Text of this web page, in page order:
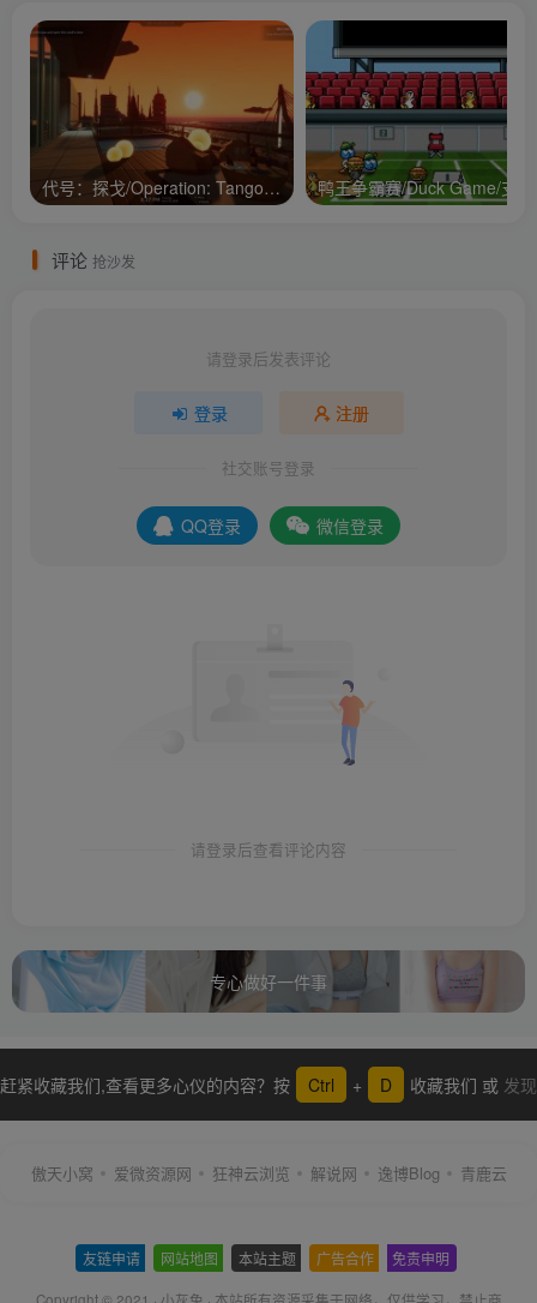
代号：探戈/Operation: Tango/支持网络联机
评论 抢沙发
请登录后发表评论
登录 注册
社交账号登录
QQ登录 微信登录
请登录后查看评论内容
专心做好一件事
赶紧收藏我们,查看更多心仪的内容？按 Ctrl + D 收藏我们 或 发现
傲天小窝 爱微资源网 狂神云浏览 解说网 逸博Blog 青鹿云
友链申请 网站地图 本站主题 广告合作 免责申明
Copyright © 2021 · 小灰兔 · 本站所有资源采集于网络，仅供学习，禁止商